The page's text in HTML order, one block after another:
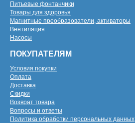
Питьевые фонтанчики
Товары для здоровья
Магнитные преобразователи, активаторы
Вентиляция
Насосы
ПОКУПАТЕЛЯМ
Условия покупки
Оплата
Доставка
Скидки
Возврат товара
Вопросы и ответы
Политика обработки персональных данных